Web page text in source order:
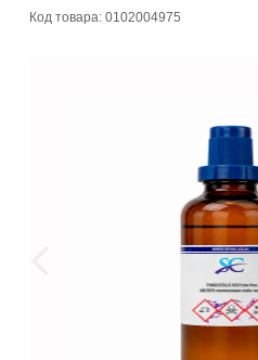
Код товара: 0102004975